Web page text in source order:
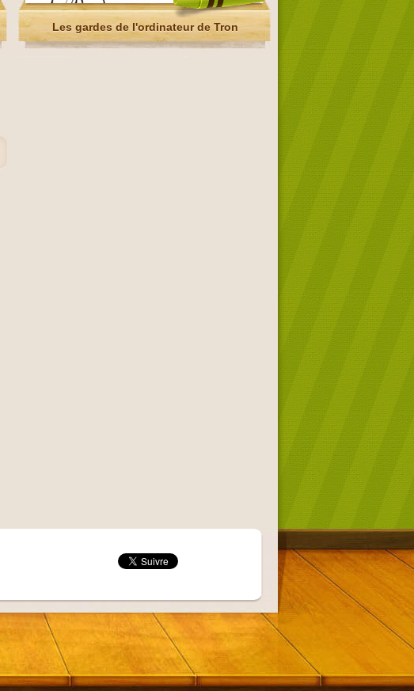
Les gardes de l'ordinateur de Tron